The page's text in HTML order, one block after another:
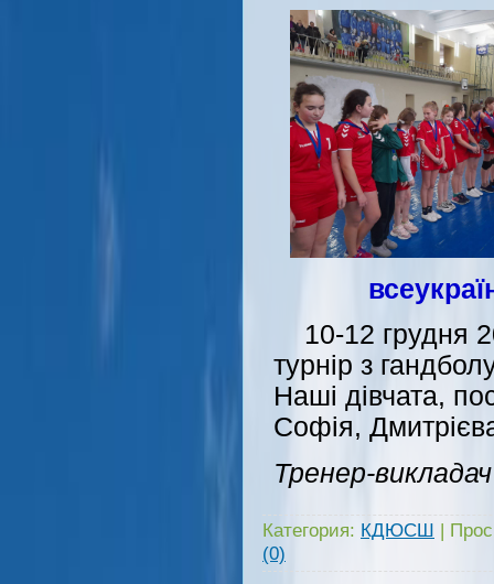
10-12 грудня
турнір з
Наші дівчата,
Софія,
Тренер-
Категория: КДЮСШ |
(0)